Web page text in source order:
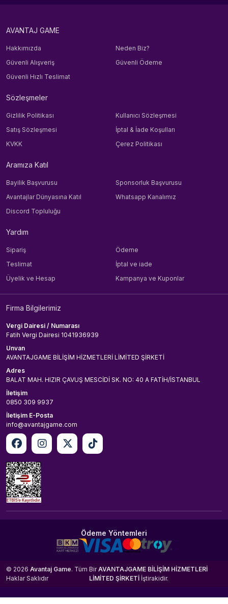
AVANTAJ GAME
Hakkımızda
Neden Biz?
Güvenli Alışveriş
Güvenli Ödeme
Güvenli Hızlı Teslimat
Sözleşmeler
Gizlilik Politikası
Kullanıcı Sözleşmesi
Satış Sözleşmesi
İptal & İade Koşulları
KVKK
Çerez Politikası
Aramıza Katıl
Bayilik Başvurusu
Sponsorluk Başvurusu
Avantajlar Dünyasına Katıl
Whatsapp Kanalımız
Discord Topluluğu
Yardım
Sipariş
Ödeme
Teslimat
İptal ve iade
Üyelik ve Hesap
Kampanya ve Kuponlar
Firma Bilgilerimiz
Vergi Dairesi / Numarası
Fatih Vergi Dairesi 1041936939
Unvan
AVANTAJGAME BİLİŞİM HİZMETLERİ LİMİTED ŞİRKETİ
Adres
BALAT MAH. HIZIR ÇAVUŞ MESCİDİ SK. NO: 40 A FATİH/İSTANBUL
İletişim
0850 309 9937
İletişim E-Posta
info@avantajgame.com
Ödeme Yöntemleri
© 2026 Avantaj Game. Tüm
Haklar Saklıdır
BirAVANTAJGAME BİLİŞİM HİZMETLERİ
LİMİTED ŞİRKETİ İştirakidir.